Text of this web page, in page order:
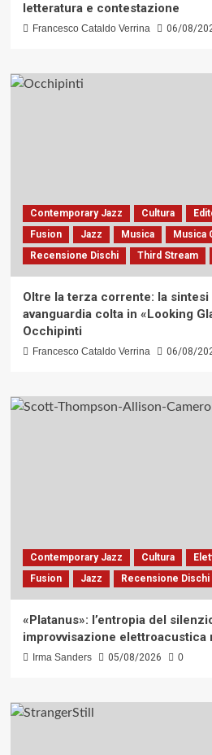
letteratura e contestazione
Francesco Cataldo Verrina 06/08/
Contemporary Jazz Cultura
Fusion
Jazz Musica
Musica
Recensione Dischi
Third Stream
Oltre la terza corrente: la
avanguardia colta in «Looking
Occhipinti
Francesco Cataldo Verrina 06/08/
Contemporary Jazz Cultura
Fusion
Jazz Recensione Dischi
«Platanus»: l’entropia del
improvvisazione elettroacustica
Irma Sanders 05/08/2026 0